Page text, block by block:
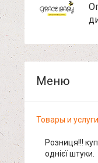
Товары и услуги
Розниця!!!
однієї штуки.